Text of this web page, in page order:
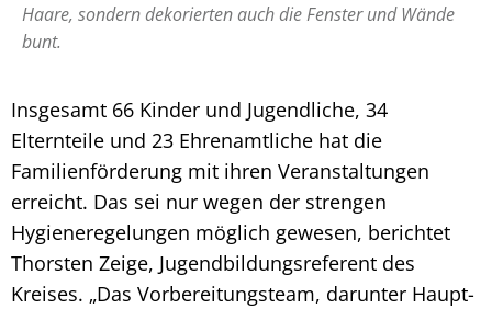
Haare, sondern dekorierten auch die Fenster und Wände
bunt.
Insgesamt 66 Kinder und Jugendliche, 34
Elternteile und 23 Ehrenamtliche hat die
Familienförderung mit ihren Veranstaltungen
erreicht. Das sei nur wegen der strengen
Hygieneregelungen möglich gewesen, berichtet
Thorsten Zeige, Jugendbildungsreferent des
Kreises. „Das Vorbereitungsteam, darunter Haupt-